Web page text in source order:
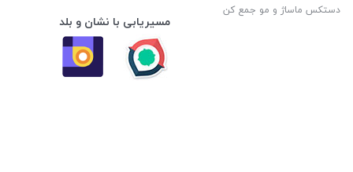
دستکس ماساژ و مو جمع کن
مسیریابی با نشان و بلد